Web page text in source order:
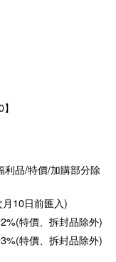
利品/特價/加購部分除
月10日前匯入)
特價、拆封品除外)
特價、拆封品除外)